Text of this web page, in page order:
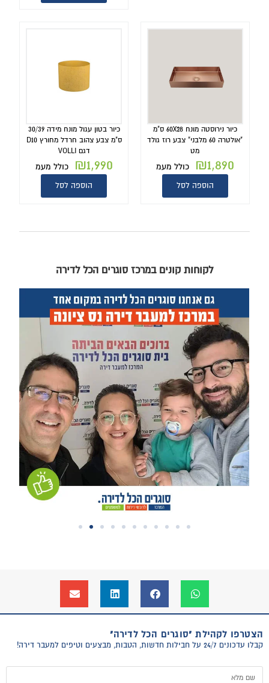
כיור נירוסטה מונח 60X28 ס"מ
"אולטרה 60 מלבני" צבע רוז גולד
מט
₪1,890 כולל מעמ
הוספה לסל
כיור בטון עגול מונח מידה 30/39
ס"מ צבע צהוב חרדל מחורץ D10
דגם VOLLI
₪1,990 כולל מעמ
הוספה לסל
לקוחות קונים במרכז סוגרים הכל לדירה
הצטרפו לקהילת "סוגרים הכל לדירה"
קבלו עדכונים 24/7 על חבילות חדשות, הטבות, מבצעים וטיפים למעבר דירה!